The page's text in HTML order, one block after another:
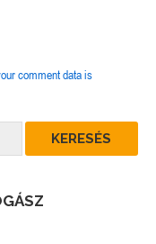
comment data is